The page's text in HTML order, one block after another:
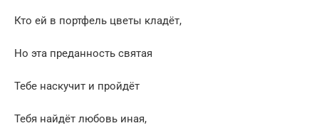
Кто ей в портфель цветы кладёт,
Но эта преданность святая
Тебе наскучит и пройдёт
Тебя найдёт любовь иная,